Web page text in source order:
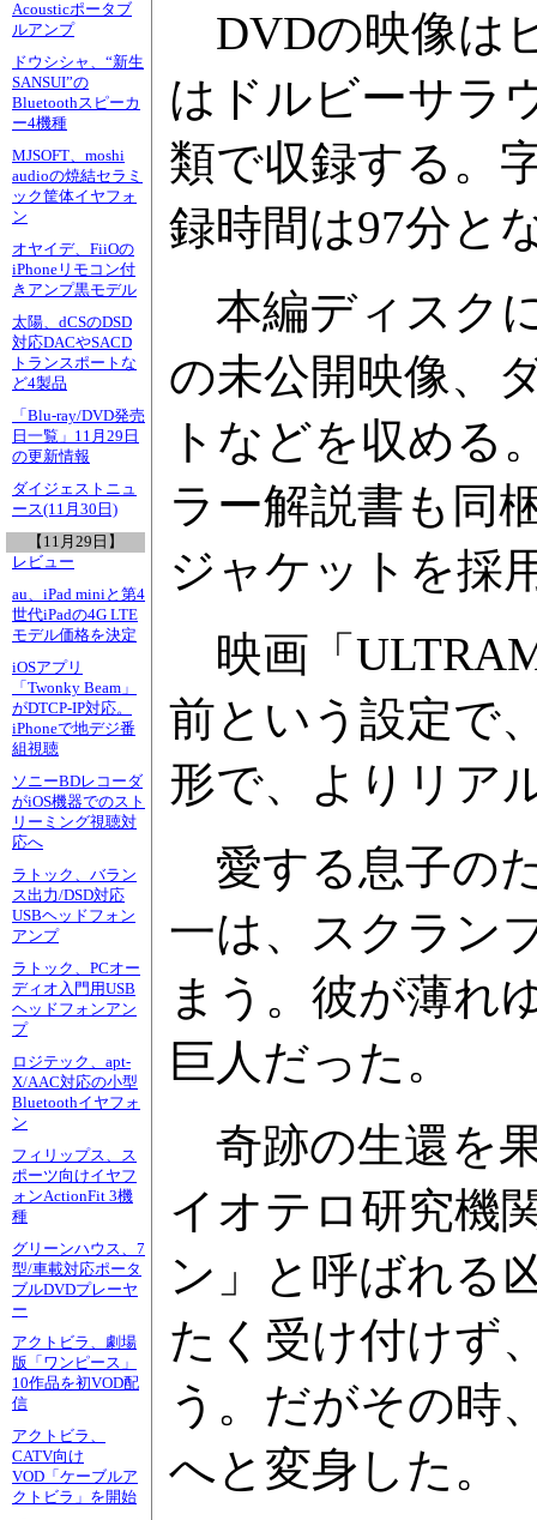
Acousticポータブ
ルアンプ
ドウシシャ、“新生
SANSUI”の
Bluetoothスピーカ
ー4機種
MJSOFT、moshi
audioの焼結セラミ
ック筐体イヤフォ
ン
オヤイデ、FiiOの
iPhoneリモコン付
きアンプ黒モデル
太陽、dCSのDSD
対応DACやSACD
トランスポートな
ど4製品
「Blu-ray/DVD発売
日一覧」11月29日
の更新情報
ダイジェストニュ
ース(11月30日)
【11月29日】
レビュー
au、iPad miniと第4
世代iPadの4G LTE
モデル価格を決定
iOSアプリ
「Twonky Beam」
がDTCP-IP対応。
iPhoneで地デジ番
組視聴
ソニーBDレコーダ
がiOS機器でのスト
リーミング視聴対
応へ
ラトック、バラン
ス出力/DSD対応
USBヘッドフォン
アンプ
ラトック、PCオー
ディオ入門用USB
ヘッドフォンアン
プ
ロジテック、apt-
X/AAC対応の小型
Bluetoothイヤフォ
ン
フィリップス、ス
ポーツ向けイヤフ
ォンActionFit 3機
種
グリーンハウス、7
型/車載対応ポータ
ブルDVDプレーヤ
ー
アクトビラ、劇場
版「ワンピース」
10作品を初VOD配
信
アクトビラ、
CATV向け
VOD「ケーブルア
クトビラ」を開始
DVDの映像は
はドルビーサラ
類で収録する。
録時間は97分と
本編ディスク
の未公開映像、
トなどを収める
ラー解説書も同
ジャケットを採
映画「
前という設定で
形で、よりリア
愛する息子の
一は、スクラン
まう。彼が薄れ
巨人だった。
奇跡の生還を
イオテロ研究機
ン」と呼ばれる
たく受け付けず
う。だがその時
へと変身した。